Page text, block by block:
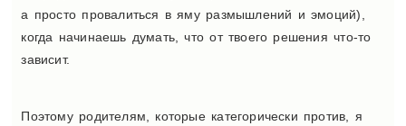
а просто провалиться в яму размышлений и эмоций),
когда начинаешь думать, что от твоего решения что-то
зависит.
Поэтому родителям, которые категорически против, я